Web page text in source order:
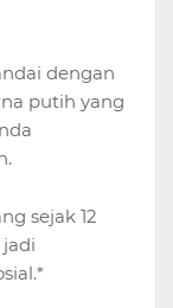
dengan
putih yang
sejak 12